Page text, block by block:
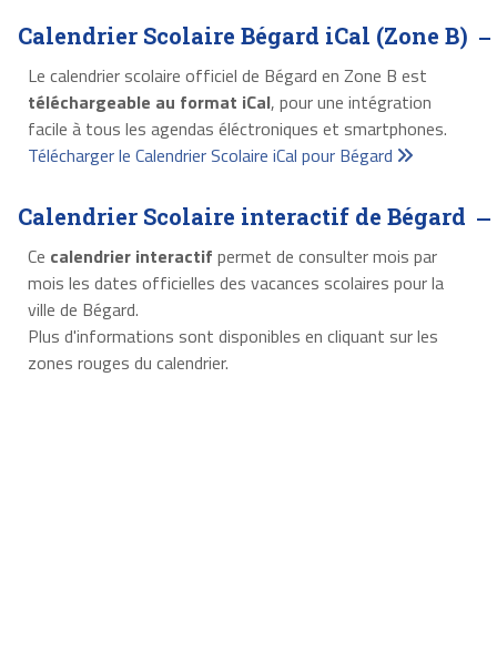
Calendrier Scolaire Bégard iCal (Zone B)
Le calendrier scolaire officiel de Bégard en Zone B est
téléchargeable au format iCal, pour une intégration
facile à tous les agendas éléctroniques et smartphones.
Télécharger le Calendrier Scolaire iCal pour Bégard
Calendrier Scolaire interactif de Bégard
Ce calendrier interactif permet de consulter mois par
mois les dates officielles des vacances scolaires pour la
ville de Bégard.
Plus d'informations sont disponibles en cliquant sur les
zones rouges du calendrier.